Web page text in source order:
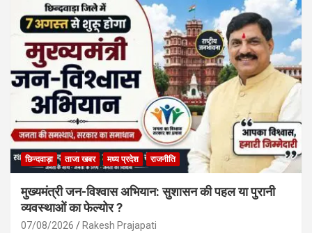
छिन्दवाड़ा ताजा खबर मध्य प्रदेश राजनीति
मुख्यमंत्री जन-विश्वास अभियान: सुशासन की पहल या पुरानी
व्यवस्थाओं का फेल्योर ?
07/08/2026 Rakesh Prajapati